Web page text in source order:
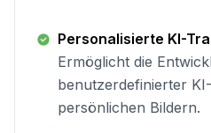
Personalisierte KI-
Ermöglicht die
benutzerdefinierter
persönlichen Bildern.